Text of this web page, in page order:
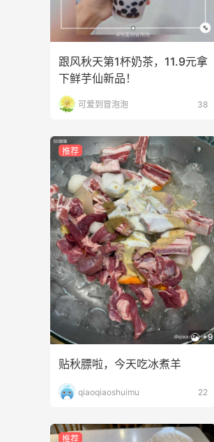
跟风秋天第1杯奶茶，11.9元拿
下鲜芋仙新品！
可爱到冒泡泡 38
推荐
+9
贴秋膘啦，今天吃冰煮羊
qiaoqiaoshuimu 22
推荐
08月09日